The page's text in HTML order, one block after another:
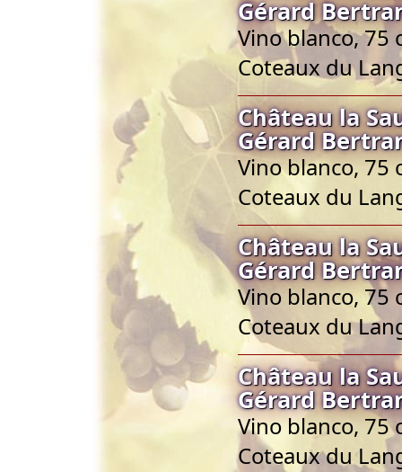
Gérard
Vino blanco, 75
Coteaux du
Château la
Gérard
Vino blanco, 75
Coteaux du
Château la
Gérard
Vino blanco, 75
Coteaux du
Château la
Gérard
Vino blanco, 75
Coteaux du